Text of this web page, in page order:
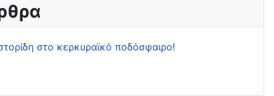
στο κερκυραϊκό ποδόσφαιρο!